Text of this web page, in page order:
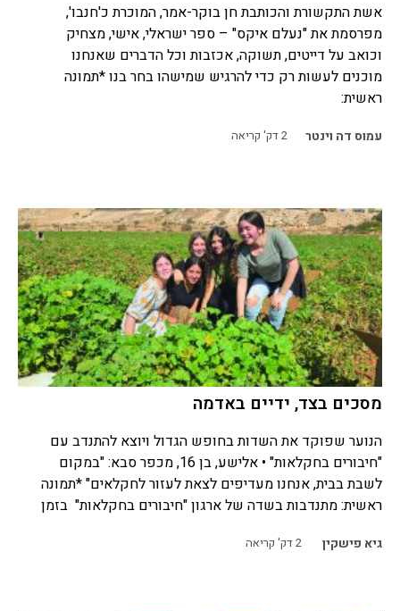
אשת התקשורת והכותבת חן בוקר-אמר, המוכרת כ'חנבו',
מפרסמת את "נעלם איקס" – ספר ישראלי, אישי, מצחיק
וכואב על דייטים, תשוקה, אכזבות וכל הדברים שאנחנו
מוכנים לעשות רק כדי להרגיש שמישהו בחר בנו *תמונה
ראשית:
עמוס דה וינטר 2דק' קריאה
מסכים בצד, ידיים באדמה
הנוער שפוקד את השדות בחופש הגדול ויוצא להתנדב עם
"חיבורים בחקלאות" • אלישע, בן 16, מכפר סבא: "במקום
לשבת בבית, אנחנו מעדיפים לצאת לעזור לחקלאים" *תמונה
ראשית: מתנדבות בשדה של ארגון "חיבורים בחקלאות" בזמן
גיא פישקין 2דק' קריאה